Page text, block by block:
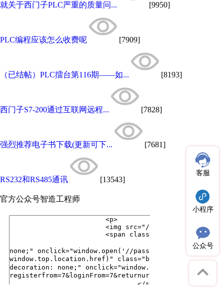
就关于西门子PLC严重的质量问... [9950]
PLC编程应该怎么收费呢 [7909]
（已结帖）PLC擂台第116期——如... [8193]
西门子S7-200通过互联网远程... [7828]
强烈推荐电子书下载(更新可下... [7681]
RS232和RS485通讯 [13543]
官方公众号智造工程师
客服
小程序
公众号